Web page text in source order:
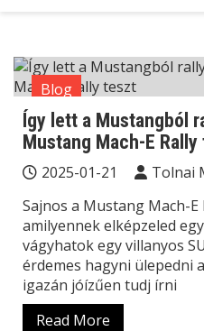
Blog
Így lett a Mustangból
Mustang Mach-E
2025-01-21 Tolnai
Sajnos a Mustang Mach-E
amilyennek elképzeled
vágyhatok egy villanyos
érdemes hagyni ülepedni
igazán jóízűen tudj írni
Read More